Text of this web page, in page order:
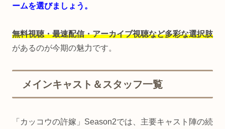
ームを選びましょう。
無料視聴・最速配信・アーカイブ視聴など多彩な選択肢
があるのが今期の魅力です。
メインキャスト＆スタッフ一覧
「カッコウの許嫁」Season2では、主要キャスト陣の続